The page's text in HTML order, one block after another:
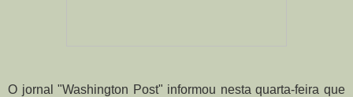
O jornal "Washington Post" informou nesta quarta-feira que